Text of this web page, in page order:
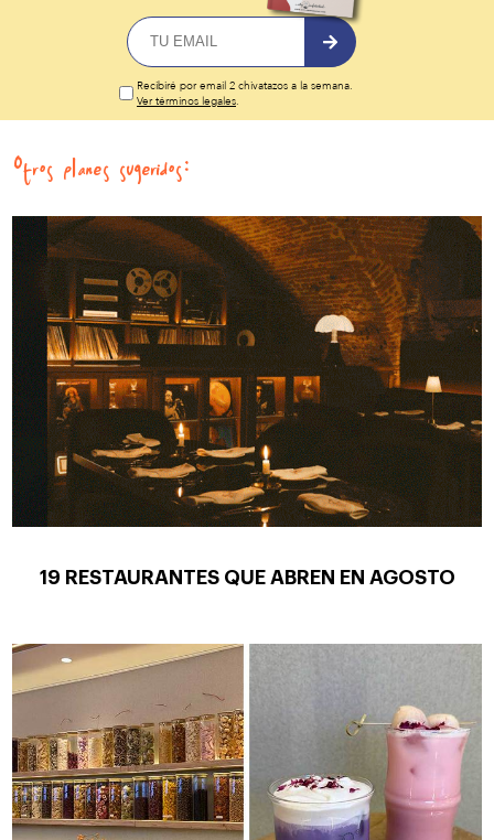
Recibiré por email 2 chivatazos a la semana.
Ver términos legales.
Otros planes sugeridos:
19 RESTAURANTES QUE ABREN EN AGOSTO